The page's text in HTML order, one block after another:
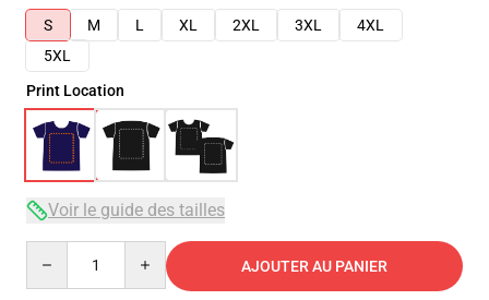
S
M L XL 2XL 3XL
4XL
5XL
Print Location
Voir le guide des tailles
AJOUTER AU PANIER